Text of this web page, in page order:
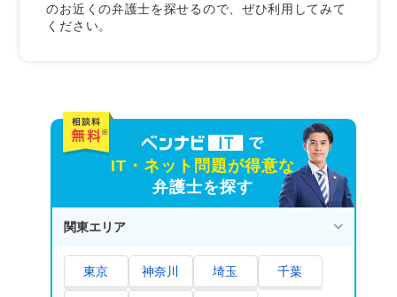
のお近くの弁護士を探せるので、ぜひ利用してみて
ください。
IT・ネット問題が得意な
弁護士を探す
関東エリア
東京 神奈川 埼玉 千葉